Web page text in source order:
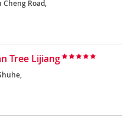
Road,
Tree Lijiang